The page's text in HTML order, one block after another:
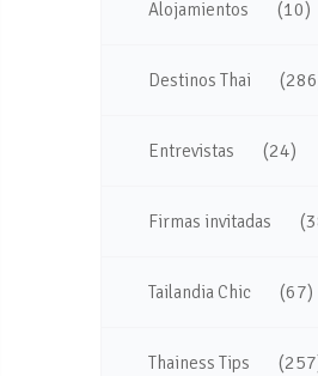
Alojamientos (10)
Destinos Thai
Entrevistas (24)
Firmas invitadas
Tailandia Chic (67)
Thainess Tips